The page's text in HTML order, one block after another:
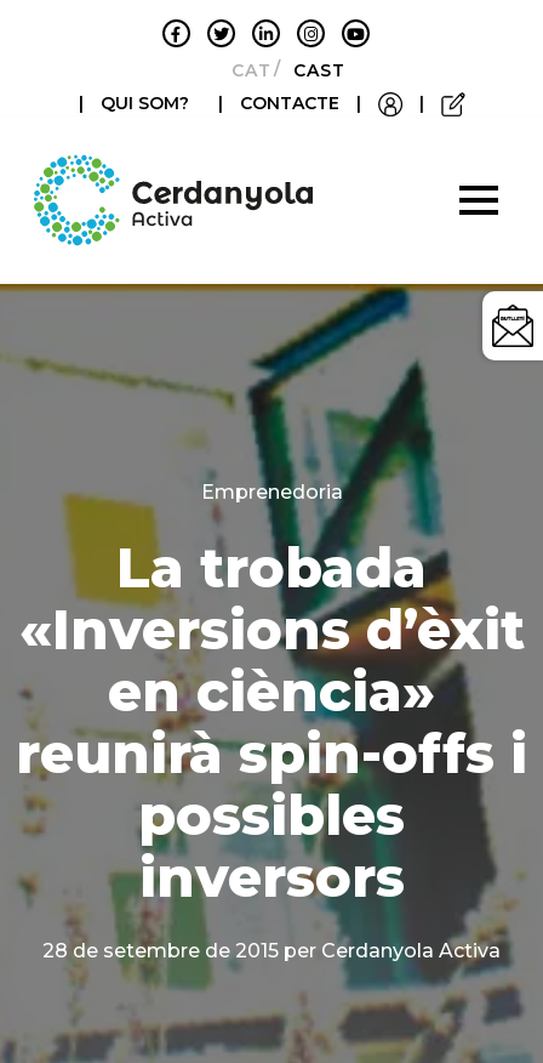
CATALÀCASTELLANO
|
QUI SOM? | CONTACTE | |
Categories
Emprenedoria
La trobada
«Inversions d’èxit
en ciència»
reunirà spin-offs i
possibles
inversors
28 de setembre de 2015 per Cerdanyola Activa